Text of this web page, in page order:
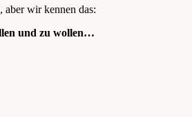
aber wir kennen das:
und zu wollen…